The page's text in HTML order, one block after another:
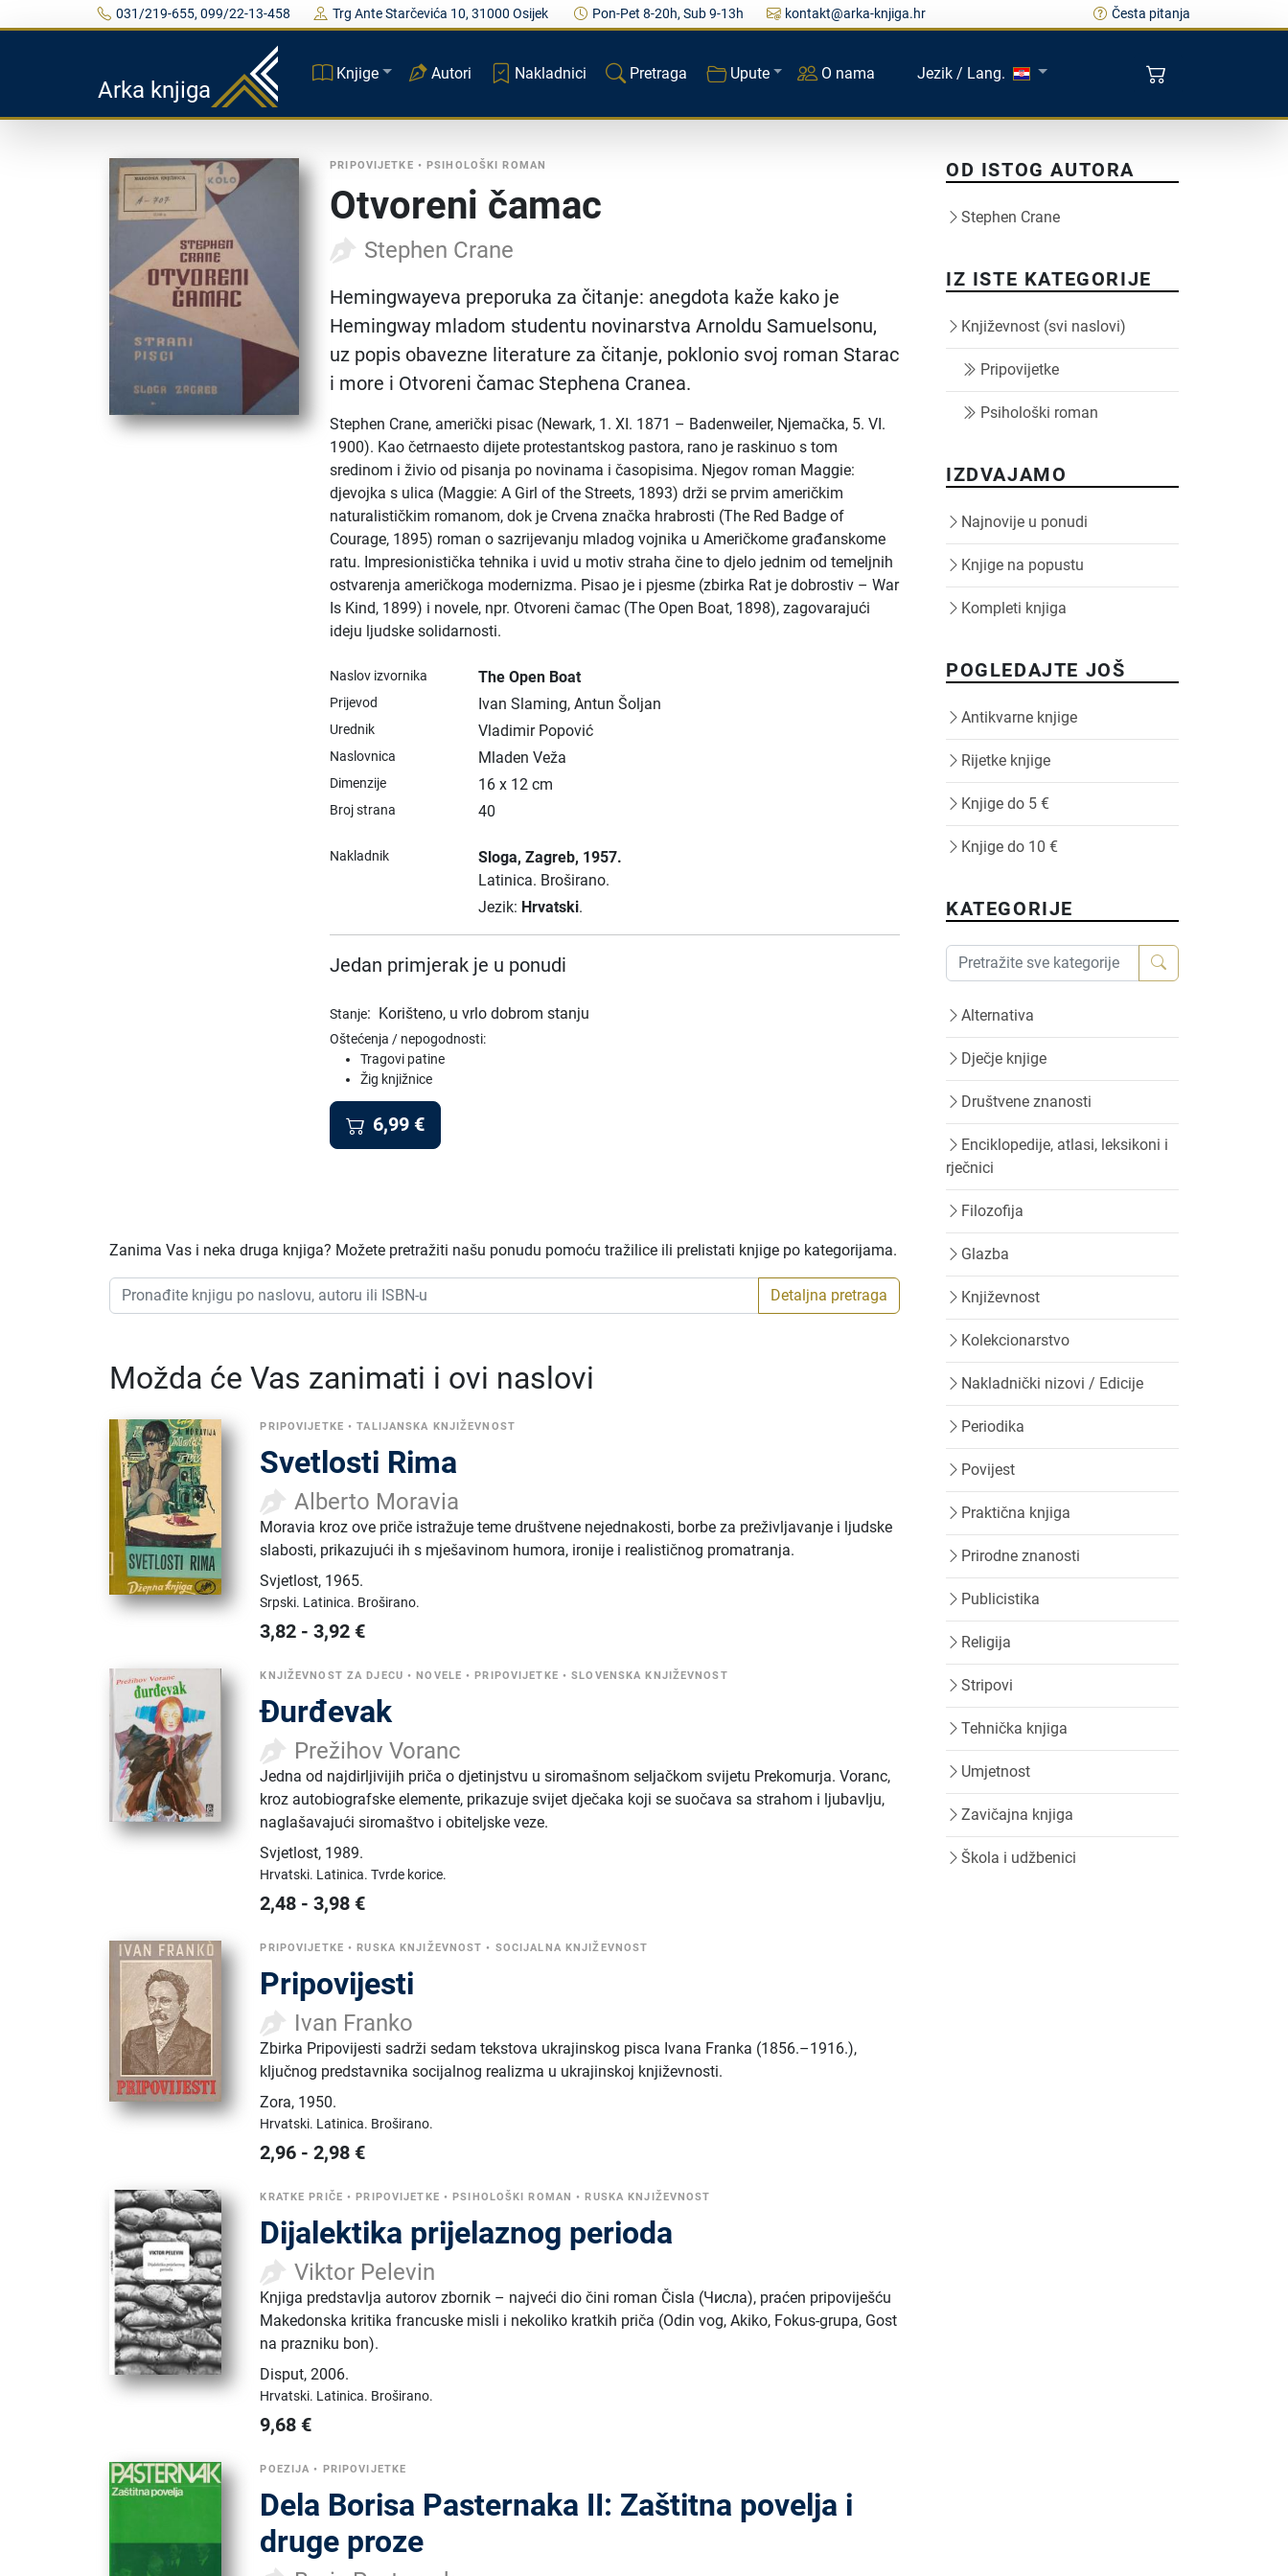
031/219-655, 099/22-13-458 Trg Ante Starčevića 10, 31000 Osijek Pon-Pet 8-20h, Sub 9-13h kontakt@arka-knjiga.hr Česta pitanja
Arka knjiga
Knjige Autori Nakladnici Pretraga Upute O nama Jezik / Lang.
PRIPOVIJETKE •PSIHOLOŠKI ROMAN
Otvoreni čamac
Stephen Crane
Hemingwayeva preporuka za čitanje: anegdota kaže kako je
Hemingway mladom studentu novinarstva Arnoldu Samuelsonu,
uz popis obavezne literature za čitanje, poklonio svoj roman Starac
i more i Otvoreni čamac Stephena Cranea.
Stephen Crane, američki pisac (Newark, 1. XI. 1871 – Badenweiler, Njemačka, 5. VI.
1900). Kao četrnaesto dijete protestantskog pastora, rano je raskinuo s tom
sredinom i živio od pisanja po novinama i časopisima. Njegov roman Maggie:
djevojka s ulica (Maggie: A Girl of the Streets, 1893) drži se prvim američkim
naturalističkim romanom, dok je Crvena značka hrabrosti (The Red Badge of
Courage, 1895) roman o sazrijevanju mladog vojnika u Američkome građanskome
ratu. Impresionistička tehnika i uvid u motiv straha čine to djelo jednim od temeljnih
ostvarenja američkoga modernizma. Pisao je i pjesme (zbirka Rat je dobrostiv – War
Is Kind, 1899) i novele, npr. Otvoreni čamac (The Open Boat, 1898), zagovarajući
ideju ljudske solidarnosti.
Naslov izvornika The Open Boat
Prijevod Ivan Slaming, Antun Šoljan
Urednik Vladimir Popović
Naslovnica Mladen Veža
Dimenzije 16 x 12 cm
Broj strana 40
Nakladnik Sloga, Zagreb, 1957.
Latinica. Broširano.
Jezik: Hrvatski.
Jedan primjerak je u ponudi
Stanje: Korišteno, u vrlo dobrom stanju
Oštećenja / nepogodnosti:
Tragovi patine
Žig knjižnice
6,99 €
Zanima Vas i neka druga knjiga? Možete pretražiti našu ponudu pomoću tražilice ili prelistati knjige po kategorijama.
Detaljna pretraga
Možda će Vas zanimati i ovi naslovi
PRIPOVIJETKE •TALIJANSKA KNJIŽEVNOST
Svetlosti Rima
Alberto Moravia
Moravia kroz ove priče istražuje teme društvene nejednakosti, borbe za preživljavanje i ljudske
slabosti, prikazujući ih s mješavinom humora, ironije i realističnog promatranja.
Svjetlost, 1965.
Srpski. Latinica. Broširano.
3,82 -3,92 €
KNJIŽEVNOST ZA DJECU •NOVELE •PRIPOVIJETKE •SLOVENSKA KNJIŽEVNOST
Đurđevak
Prežihov Voranc
Jedna od najdirljivijih priča o djetinjstvu u siromašnom seljačkom svijetu Prekomurja. Voranc,
kroz autobiografske elemente, prikazuje svijet dječaka koji se suočava sa strahom i ljubavlju,
naglašavajući siromaštvo i obiteljske veze.
Svjetlost, 1989.
Hrvatski. Latinica.Tvrde korice.
2,48 -3,98 €
PRIPOVIJETKE •RUSKA KNJIŽEVNOST • SOCIJALNA KNJIŽEVNOST
Pripovijesti
Ivan Franko
Zbirka Pripovijesti sadrži sedam tekstova ukrajinskog pisca Ivana Franka (1856.–1916.),
ključnog predstavnika socijalnog realizma u ukrajinskoj književnosti.
Zora, 1950.
Hrvatski. Latinica. Broširano.
2,96 -2,98 €
KRATKE PRIČE •PRIPOVIJETKE •PSIHOLOŠKI ROMAN •RUSKA KNJIŽEVNOST
Dijalektika prijelaznog perioda
Viktor Pelevin
Knjiga predstavlja autorov zbornik – najveći dio čini roman Čisla (Числа), praćen pripoviješću
Makedonska kritika francuske misli i nekoliko kratkih priča (Odin vog, Akiko, Fokus-grupa, Gost
na prazniku bon).
Disput,2006.
Hrvatski. Latinica. Broširano.
9,68 €
POEZIJA • PRIPOVIJETKE
Dela Borisa Pasternaka II: Zaštitna povelja i
druge proze
OD ISTOG AUTORA
Stephen Crane
IZ ISTE KATEGORIJE
Književnost (svi naslovi)
Pripovijetke
Psihološki roman
IZDVAJAMO
Najnovije u ponudi
Knjige na popustu
Kompleti knjiga
POGLEDAJTE JOŠ
Antikvarne knjige
Rijetke knjige
Knjige do 5 €
Knjige do 10 €
KATEGORIJE
Alternativa
Dječje knjige
Društvene znanosti
Enciklopedije, atlasi, leksikoni i
rječnici
Filozofija
Glazba
Književnost
Kolekcionarstvo
Nakladnički nizovi / Edicije
Periodika
Povijest
Praktična knjiga
Prirodne znanosti
Publicistika
Religija
Stripovi
Tehnička knjiga
Umjetnost
Zavičajna knjiga
Škola i udžbenici